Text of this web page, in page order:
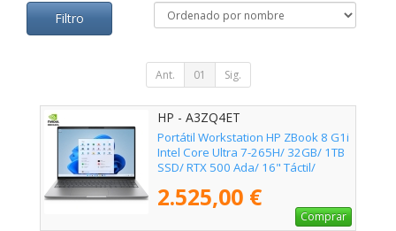
Filtro
Ant. 01 Sig.
HP - A3ZQ4ET
Portátil Workstation HP ZBook 8 G1i
Intel Core Ultra 7-265H/ 32GB/ 1TB
SSD/ RTX 500 Ada/ 16" Táctil/
2.525,00 €
Comprar